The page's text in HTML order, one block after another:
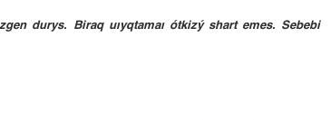
durys. Biraq uıyqtamaı ótkizý shart emes. Sebebi